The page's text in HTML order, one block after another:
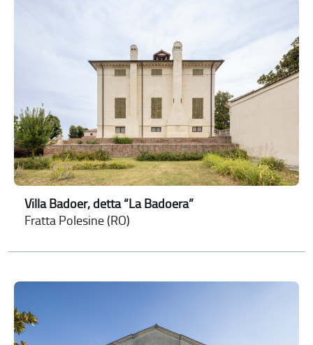
Villa Badoer, detta “La Badoera”
Fratta Polesine (RO)